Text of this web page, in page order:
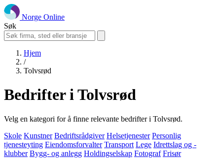
Norge Online
Søk
Hjem
/
Tolvsrød
Bedrifter i Tolvsrød
Velg en kategori for å finne relevante bedrifter i Tolvsrød.
Skole Kunstner Bedriftsrådgiver Helsetjenester Personlig
tjenesteyting Eiendomsforvalter Transport Lege Idrettslag og -
klubber Bygg- og anlegg Holdingselskap Fotograf Frisør